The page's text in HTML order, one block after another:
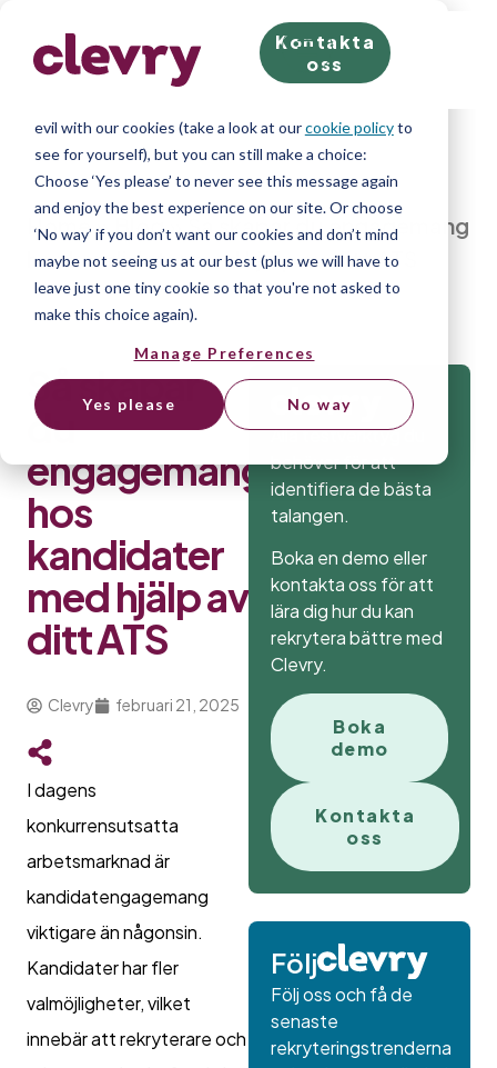
We know right? These cookie pop-ups can really ruin
your visit, so we’ll make this quick. This website does
evil with our cookies (take a look at ourcookie policyto
see for yourself), but you can still make a choice:
Choose ‘Yes please’ to never see this message again
and enjoy the best experience on our site. Or choose
‘No way’ if you don’t want our cookies and don’t mind
maybe not seeing us at our best (plus we will have to
leave just one tiny cookie so that you're not asked to
make this choice again).
Manage Preferences
Yes please No way
Kontakta
oss
Home»Blog»Så skapar du engagemang
hos kandidater med hjälp av ditt ATS
Så skapar
du
engagemang
hos
kandidater
med hjälp av
ditt ATS
Clevry februari 21, 2025
I dagens
konkurrensutsatta
arbetsmarknad är
kandidatengagemang
viktigare än någonsin.
Kandidater har fler
valmöjligheter, vilket
innebär att rekryterare och
Alla testverktyg du
behöver för att
identifiera de bästa
talangen.
Boka en demo eller
kontakta oss för att
lära dig hur du kan
rekrytera bättre med
Clevry.
Boka
demo
Kontakta
oss
Följ
Följ oss och få de
senaste
rekryteringstrenderna